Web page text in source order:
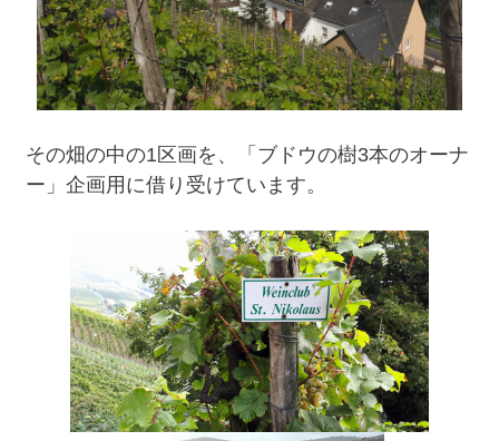
その畑の中の1区画を、「ブドウの樹3本のオーナ
ー」企画用に借り受けています。